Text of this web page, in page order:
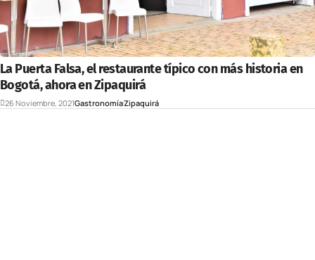
La Puerta Falsa, el restaurante típico con más historia en
Bogotá, ahora en Zipaquirá
26 Noviembre, 2021GastronomíaZipaquirá